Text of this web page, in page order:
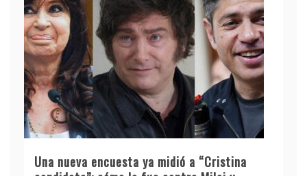
Una nueva encuesta ya midió a “Cristina